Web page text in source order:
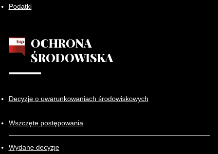
Podatki
OCHRONA
ŚRODOWISKA
Decyzje o uwarunkowaniach środowiskowych
Wszczęte postępowania
Wydane decyzje